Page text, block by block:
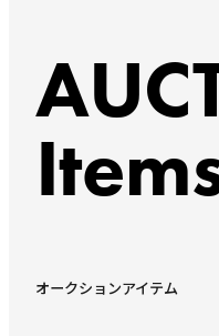
オークションアイテム